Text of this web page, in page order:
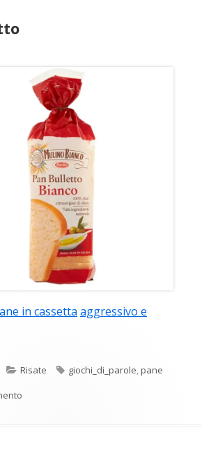
in cassetta aggressivo e
Categorie
Risate Tag
giochi_di_parole,pane